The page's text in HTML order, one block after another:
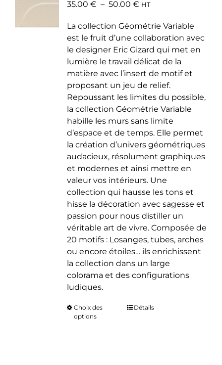
peuvent
choisies
sur
la
page
du
produit
35.00 € – 50.00 €Plage
prix :
35.00 €
à
50.00 €
HT
La collection Géométrie Variable
est le fruit d’une collaboration avec
le designer Eric Gizard qui met en
lumière le travail délicat de la
matière avec l’insert de motif et
proposant un jeu de relief.
Repoussant les limites du possible,
la collection Géométrie Variable
habille les murs sans limite
d’espace et de temps. Elle permet
la création d’univers géométriques
audacieux, résolument graphiques
et modernes et ainsi mettre en
valeur vos intérieurs. Une
collection qui hausse les tons et
hisse la décoration avec sagesse et
passion pour nous distiller un
véritable art de vivre. Composée de
20 motifs : Losanges, tubes, arches
ou encore étoiles… ils enrichissent
la collection dans un large
colorama et des configurations
ludiques.
Choix des
options
CeDétails